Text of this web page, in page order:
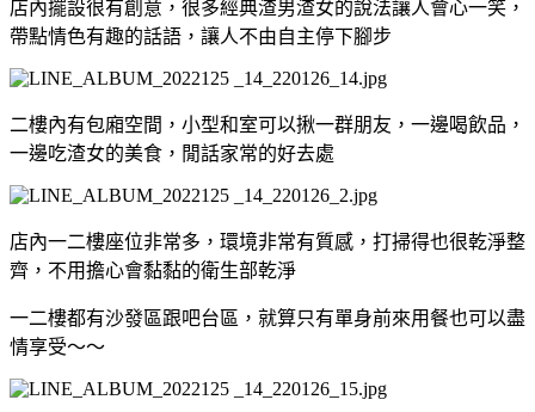
店內擺設很有創意，很多經典渣男渣女的說法讓人會心一笑，
帶點情色有趣的話語，讓人不由自主停下腳步
二樓內有包廂空間，小型和室可以揪一群朋友，一邊喝飲品，
一邊吃渣女的美食，閒話家常的好去處
店內一二樓座位非常多，環境非常有質感，打掃得也很乾淨整
齊，不用擔心會黏黏的衛生部乾淨
一二樓都有沙發區跟吧台區，就算只有單身前來用餐也可以盡
情享受～～